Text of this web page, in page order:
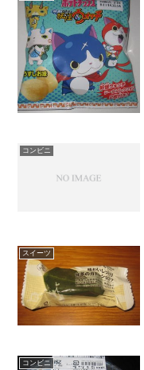
コンビニ
スイーツ
コンビニ